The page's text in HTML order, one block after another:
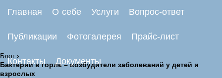
Главная О себе Услуги Вопрос-ответ
Публикации Фотогалерея Прайс-лист
Контакты Документы
Блог ›
Бактерии в горле – возбудители заболеваний у детей и
взрослых